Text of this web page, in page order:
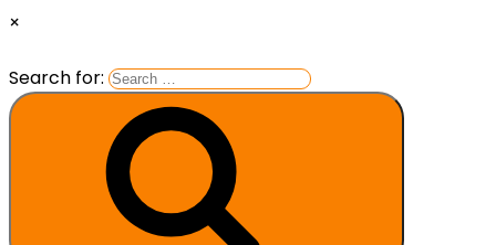
×
Search for: